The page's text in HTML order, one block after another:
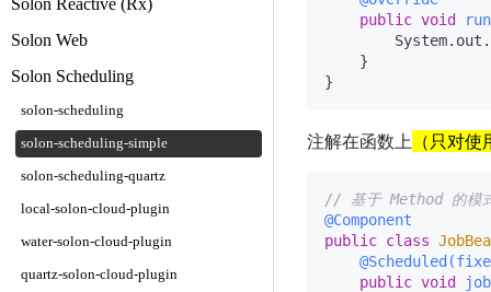
Solon Reactive (Rx)
Solon Web
Solon Scheduling
solon-scheduling
solon-scheduling-simple
solon-scheduling-quartz
local-solon-cloud-plugin
water-solon-cloud-plugin
quartz-solon-cloud-plugin
public void
run
    }
注解在函数上 （只对
// 基于 Method 的模
@Component
public class
public void